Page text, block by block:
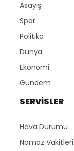
Asayiş
Spor
Politika
Dünya
Ekonomi
Gündem
SERVİSLER
Hava Durumu
Namaz Vakitleri